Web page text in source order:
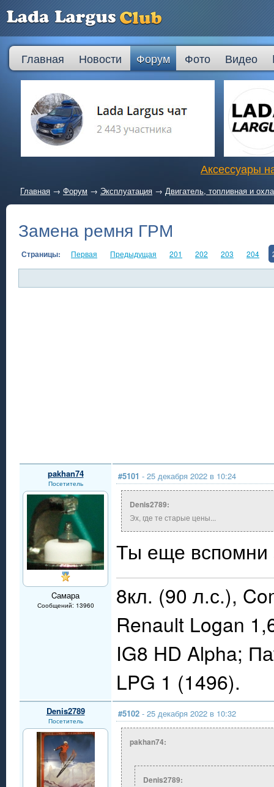
Главная Новости Форум Фото Видео
Аксессуары
Главная → Форум → Эксплуатация → Двигатель, топливная и
Замена ремня ГРМ
Страницы: Первая Предыдущая 201 202 203 204
pakhan74
Посетитель
Cамара
Сообщений: 13960
#5101 - 25 декабря 2022 в 10:24
Denis2789:
Эх, где те старые цены...
Ты еще вспомни
8кл. (90 л.с.),
Renault Logan
IG8 HD Alpha;
LPG 1 (1496).
Denis2789
Посетитель
#5102 - 25 декабря 2022 в 10:32
pakhan74:
Denis2789: